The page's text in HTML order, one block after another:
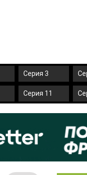
Серия 3
Серия 11